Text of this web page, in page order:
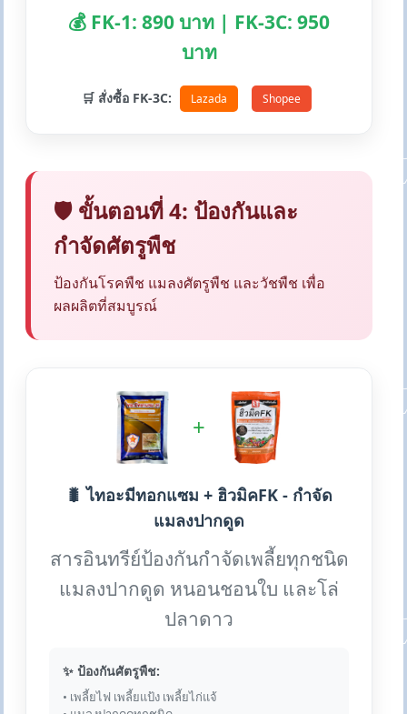
💰 FK-1: 890 บาท | FK-3C: 950
บาท
🛒 สั่งซื้อ FK-3C: Lazada Shopee
🛡️ ขั้นตอนที่ 4: ป้องกันและ
กำจัดศัตรูพืช
ป้องกันโรคพืช แมลงศัตรูพืช และวัชพืช เพื่อ
ผลผลิตที่สมบูรณ์
+
🐛 ไทอะมีทอกแซม + ฮิวมิคFK - กำจัด
แมลงปากดูด
สารอินทรีย์ป้องกันกำจัดเพลี้ยทุกชนิด
แมลงปากดูด หนอนชอนใบ และโล่
ปลาดาว
✨ ป้องกันศัตรูพืช:
• เพลี้ยไฟ เพลี้ยแป้ง เพลี้ยไก่แจ้